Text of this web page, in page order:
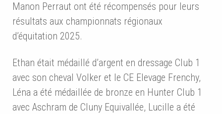
Manon Perraut ont été récompensés pour leurs
résultats aux championnats régionaux
d’équitation 2025.
Ethan était médaillé d’argent en dressage Club 1
avec son cheval Volker et le CE Elevage Frenchy,
Léna a été médaillée de bronze en Hunter Club 1
avec Aschram de Cluny Equivallée, Lucille a été